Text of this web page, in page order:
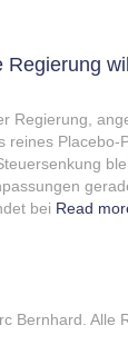
Regierung
Regierung,
reines Placebo-
bei Read
Bernhard. Alle